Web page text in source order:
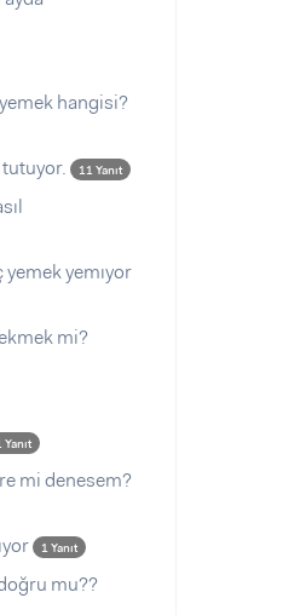
hangisi?
tutuyor. 11 Yanıt
yemıyor
mi?
Yanıt
mi denesem?
1 Yanıt
doğru mu??